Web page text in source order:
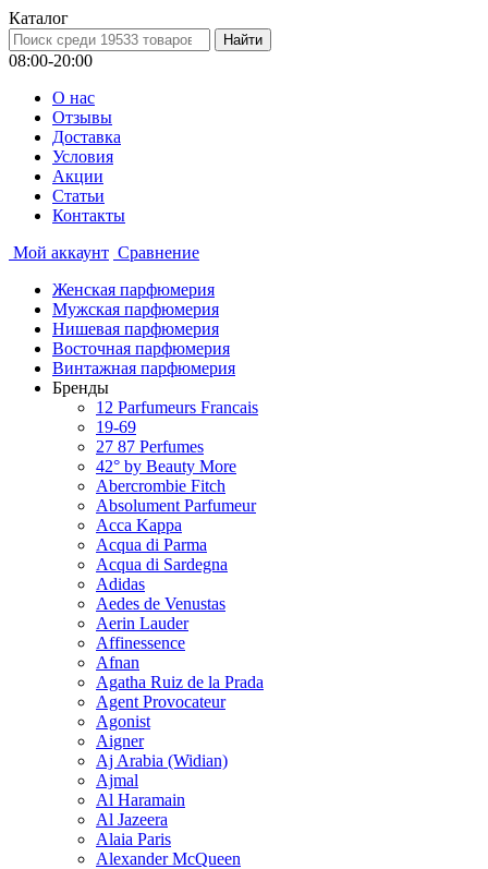
Каталог
08:00-20:00
О нас
Отзывы
Доставка
Условия
Aкции
Статьи
Контакты
Мой аккаунт Сравнение
Женская парфюмерия
Мужская парфюмерия
Нишевая парфюмерия
Восточная парфюмерия
Винтажная парфюмерия
Бренды
12 Parfumeurs Francais
19-69
27 87 Perfumes
42° by Beauty More
Abercrombie Fitch
Absolument Parfumeur
Acca Kappa
Acqua di Parma
Acqua di Sardegna
Adidas
Aedes de Venustas
Aerin Lauder
Affinessence
Afnan
Agatha Ruiz de la Prada
Agent Provocateur
Agonist
Aigner
Aj Arabia (Widian)
Ajmal
Al Haramain
Al Jazeera
Alaia Paris
Alexander McQueen